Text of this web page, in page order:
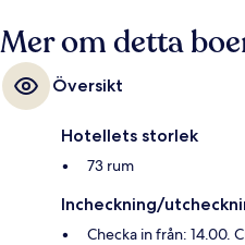
Mer om detta
Översikt
Hotellets storlek
73 rum
Incheckning/
Checka in från: 14.00.